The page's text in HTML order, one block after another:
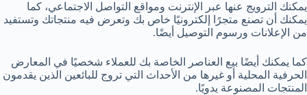
يمكنك الترويج عنها عبر الإنترنت ومواقع التواصل الاجتماعي، كما
يمكنك أن تصنع متجرًا إلكترونيًا خاص بك وتعرض فيه منتجاتك وتستفيد
من الإعلانات ورسوم التوصيل أيضًا.
كما يمكنك أيضًا بيع العناصر الخاصة بك للعملاء شخصيًا في المعارض
الحرفية المحلية أو غيرها من الأحداث التي تروج للبائعين الذين يقدمون
المنتجات المصنوعة يدويًا.